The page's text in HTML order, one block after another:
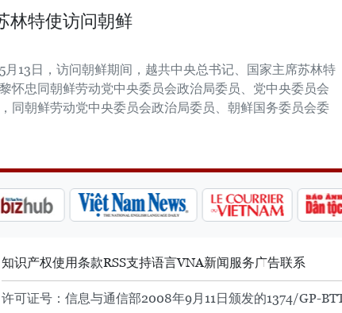
林特使访问朝鲜
13日，访问朝鲜期间，越共中央总书记、国家主席苏林特
怀忠同朝鲜劳动党中央委员会政治局委员、党中央委员会
同朝鲜劳动党中央委员会政治局委员、朝鲜国务委员会委
知识产权使用条款RSS支持语言VNA新闻服务广告联系
许可证号：信息与通信部2008年9月11日颁发的1374/GP-